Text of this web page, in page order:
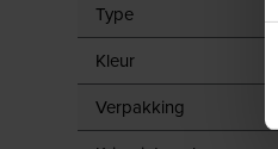
Type
Kleur
Verpakking